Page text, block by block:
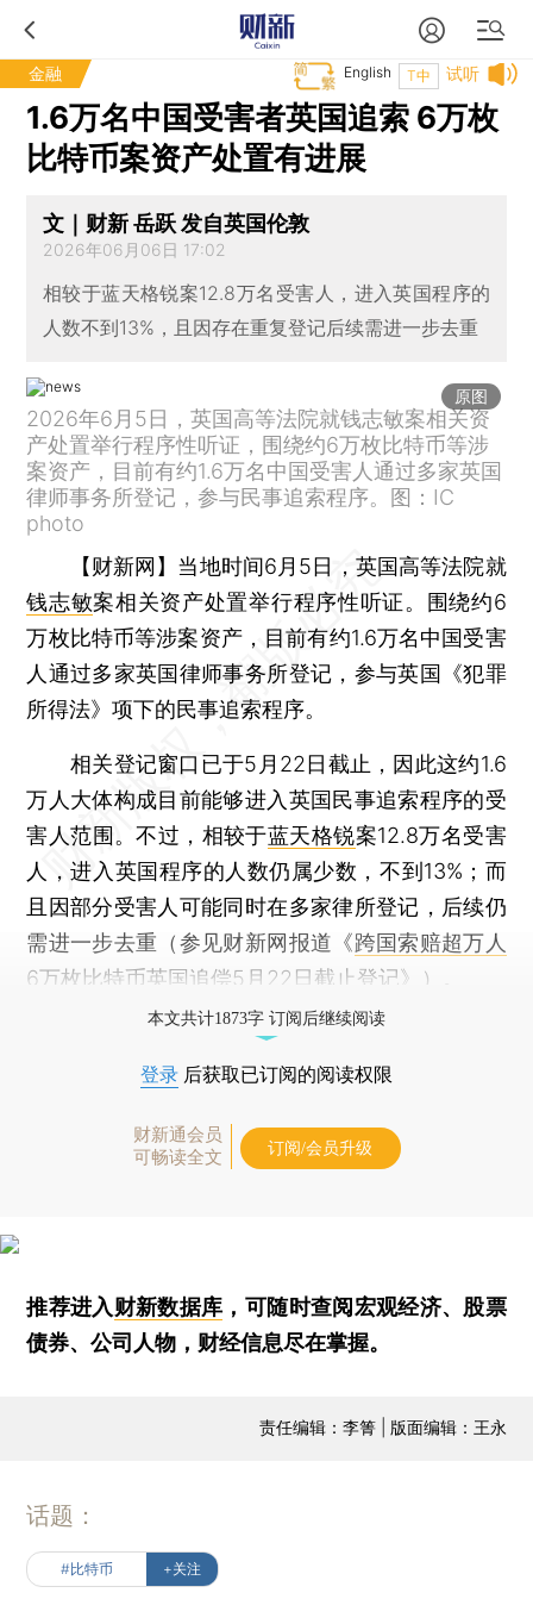
金融 试听
T中
English
1.6万名中国受害者英国追索 6万枚
比特币案资产处置有进展
文｜财新 岳跃 发自英国伦敦
2026年06月06日 17:02
相较于蓝天格锐案12.8万名受害人，进入英国程序的
人数不到13%，且因存在重复登记后续需进一步去重
原图
2026年6月5日，英国高等法院就钱志敏案相关资
产处置举行程序性听证，围绕约6万枚比特币等涉
案资产，目前有约1.6万名中国受害人通过多家英国
律师事务所登记，参与民事追索程序。图：IC
photo
【财新网】 当地时间6月5日，英国高等法院就
钱志敏案相关资产处置举行程序性听证。围绕约6
万枚比特币等涉案资产，目前有约1.6万名中国受害
人通过多家英国律师事务所登记，参与英国《犯罪
所得法》项下的民事追索程序。
相关登记窗口已于5月22日截止，因此这约1.6
万人大体构成目前能够进入英国民事追索程序的受
害人范围。不过，相较于蓝天格锐案12.8万名受害
人，进入英国程序的人数仍属少数，不到13%；而
且因部分受害人可能同时在多家律所登记，后续仍
需进一步去重（参见财新网报道《跨国索赔超万人
6万枚比特币英国追偿5月22日截止登记》）。
本文共计1873字 订阅后继续阅读
登录 后获取已订阅的阅读权限
财新通会员
可畅读全文
订阅/会员升级
推荐进入财新数据库 ，可随时查阅宏观经济、股票
债券、公司人物，财经信息尽在掌握。
责任编辑：李箐 | 版面编辑：王永
话题：
#比特币 +关注